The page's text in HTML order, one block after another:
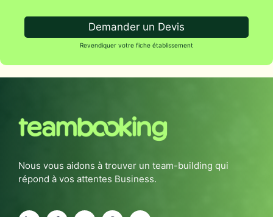
Demander un Devis
Revendiquer votre fiche établissement
Nous vous aidons à trouver un team-building qui
répond à vos attentes Business.